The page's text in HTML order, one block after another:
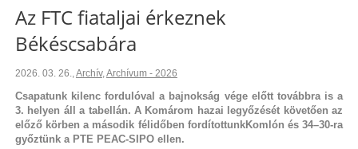
Az FTC fiataljai érkeznek
Békéscsabára
2026. 03. 26.,Archív,Archívum - 2026
Csapatunk kilenc fordulóval a bajnokság vége előtt továbbra is a
3. helyen áll a tabellán. A Komárom hazai legyőzését követően az
előző körben a második félidőben fordítottunkKomlón és 34–30-ra
győztünk a PTE PEAC-SIPO ellen.